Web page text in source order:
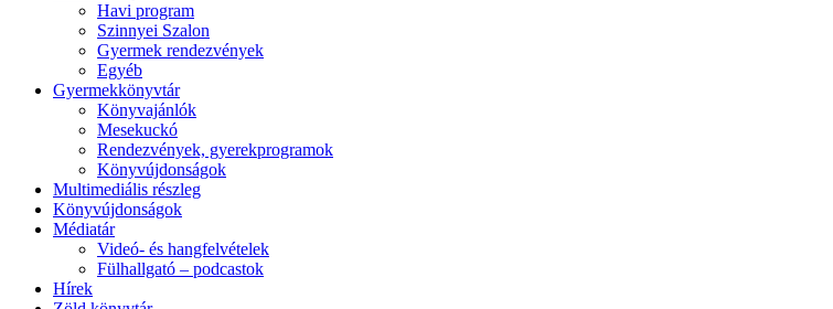
Havi program
Szinnyei Szalon
Gyermek rendezvények
Egyéb
Gyermekkönyvtár
Könyvajánlók
Mesekuckó
Rendezvények, gyerekprogramok
Könyvújdonságok
Multimediális részleg
Könyvújdonságok
Médiatár
Videó- és hangfelvételek
Fülhallgató – podcastok
Hírek